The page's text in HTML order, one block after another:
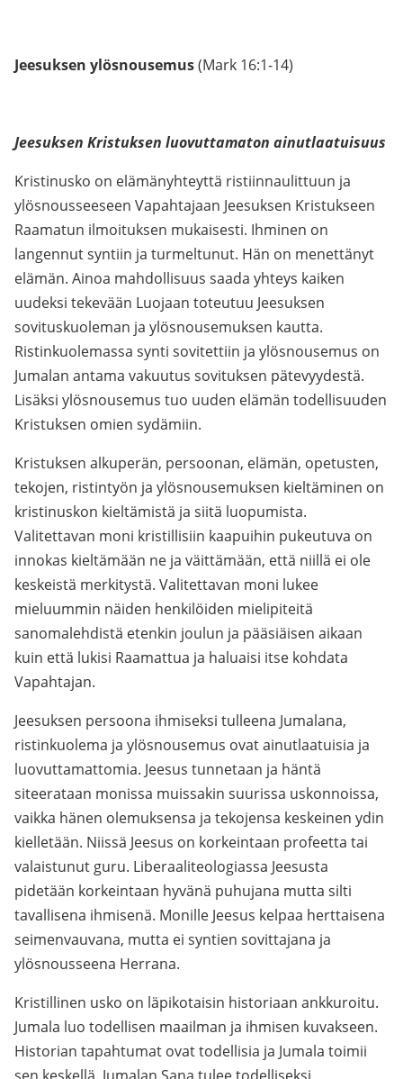
Jeesuksen ylösnousemus(Mark 16:1-14)
Jeesuksen Kristuksen luovuttamaton ainutlaatuisuus
Kristinusko on elämänyhteyttä ristiinnaulittuun ja
ylösnousseeseen Vapahtajaan Jeesuksen Kristukseen
Raamatun ilmoituksen mukaisesti. Ihminen on
langennut syntiin ja turmeltunut. Hän on menettänyt
elämän. Ainoa mahdollisuus saada yhteys kaiken
uudeksi tekevään Luojaan toteutuu Jeesuksen
sovituskuoleman ja ylösnousemuksen kautta.
Ristinkuolemassa synti sovitettiin ja ylösnousemus on
Jumalan antama vakuutus sovituksen pätevyydestä.
Lisäksi ylösnousemus tuo uuden elämän todellisuuden
Kristuksen omien sydämiin.
Kristuksen alkuperän, persoonan, elämän, opetusten,
tekojen, ristintyön ja ylösnousemuksen kieltäminen on
kristinuskon kieltämistä ja siitä luopumista.
Valitettavan moni kristillisiin kaapuihin pukeutuva on
innokas kieltämään ne ja väittämään, että niillä ei ole
keskeistä merkitystä. Valitettavan moni lukee
mieluummin näiden henkilöiden mielipiteitä
sanomalehdistä etenkin joulun ja pääsiäisen aikaan
kuin että lukisi Raamattua ja haluaisi itse kohdata
Vapahtajan.
Jeesuksen persoona ihmiseksi tulleena Jumalana,
ristinkuolema ja ylösnousemus ovat ainutlaatuisia ja
luovuttamattomia. Jeesus tunnetaan ja häntä
siteerataan monissa muissakin suurissa uskonnoissa,
vaikka hänen olemuksensa ja tekojensa keskeinen ydin
kielletään. Niissä Jeesus on korkeintaan profeetta tai
valaistunut guru. Liberaaliteologiassa Jeesusta
pidetään korkeintaan hyvänä puhujana mutta silti
tavallisena ihmisenä. Monille Jeesus kelpaa herttaisena
seimenvauvana, mutta ei syntien sovittajana ja
ylösnousseena Herrana.
Kristillinen usko on läpikotaisin historiaan ankkuroitu.
Jumala luo todellisen maailman ja ihmisen kuvakseen.
Historian tapahtumat ovat todellisia ja Jumala toimii